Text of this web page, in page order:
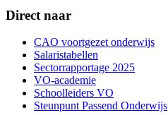
Direct naar
CAO voortgezet onderwijs
Salaristabellen
Sectorrapportage 2025
VO-academie
Schoolleiders VO
Steunpunt Passend Onderwijs